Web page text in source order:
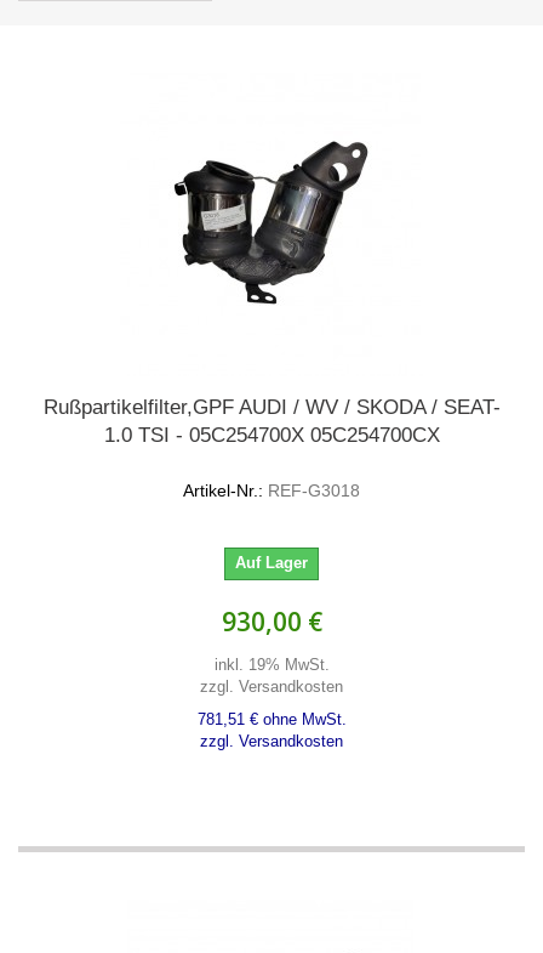
Rußpartikelfilter,GPF AUDI / WV / SKODA / SEAT-
1.0 TSI - 05C254700X 05C254700CX
Artikel-Nr.: REF-G3018
Auf Lager
930,00 €
inkl. 19% MwSt.
zzgl. Versandkosten
781,51 € ohne MwSt.
zzgl. Versandkosten